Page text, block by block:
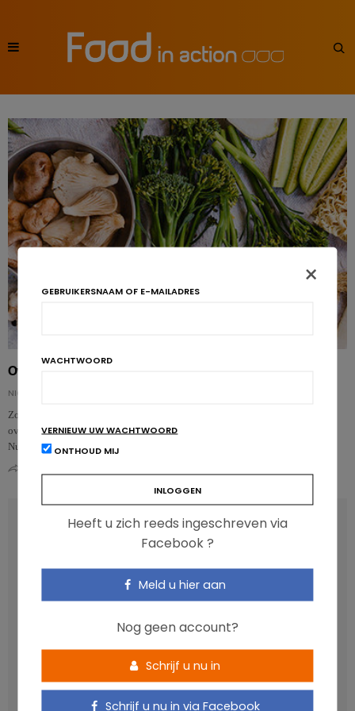
Overgewicht en duurzame voeding: dezelfde strijd?
NICOLAS GUGGENBÜHL
Zou de keuze voor duurzame voeding een efficiënte strategie zijn om
overgewicht en obesitas te voorkomen? Dat is alvast wat de cohortstudie van
NutriNet-San…
RECENT POSTS
Anthocyanen: gunstig voor de cardiometabole
Een gezonde darmmicrobiota is goed, maar wat is dat
eigenlijk?
Vis, verontreinigende stoffen en omega-3: wat zijn de
aanbevelingen?
×
GEBRUIKERSNAAM OF E-MAILADRES
WACHTWOORD
VERNIEUW UW WACHTWOORD
ONTHOUD MIJ
Heeft u zich reeds ingeschreven via
Facebook ?
Meld u hier aan
Nog geen account?
Schrijf u nu in
Schrijf u nu in via Facebook